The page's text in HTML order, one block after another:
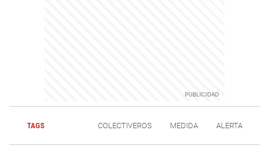
TAGS COLECTIVEROS MEDIDA ALERTA